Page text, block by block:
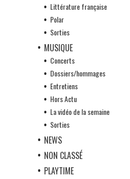
Littérature française
Polar
Sorties
MUSIQUE
Concerts
Dossiers/hommages
Entretiens
Hors Actu
La vidéo de la semaine
Sorties
NEWS
NON CLASSÉ
PLAYTIME